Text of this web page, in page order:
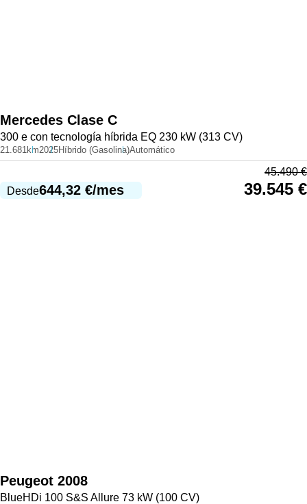
Mercedes Clase C
300 e con tecnología híbrida EQ 230 kW (313 CV)
21.681km2025Híbrido (Gasolina)Automático
Desde644,32 €/mes
45.490€
39.545 €
Peugeot 2008
BlueHDi 100 S&S Allure 73 kW (100 CV)